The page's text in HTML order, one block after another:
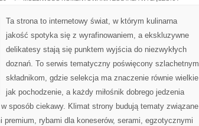
Ta strona to internetowy świat, w którym kulinarna
jakość spotyka się z wyrafinowaniem, a ekskluzywne
delikatesy stają się punktem wyjścia do niezwykłych
doznań. To serwis tematyczny poświęcony szlachetnym
składnikom, gdzie selekcja ma znaczenie równie wielkie
jak pochodzenie, a każdy miłośnik dobrego jedzenia
sposób ciekawy. Klimat strony budują tematy związane
rybami dla koneserów, serami, egzotycznymi